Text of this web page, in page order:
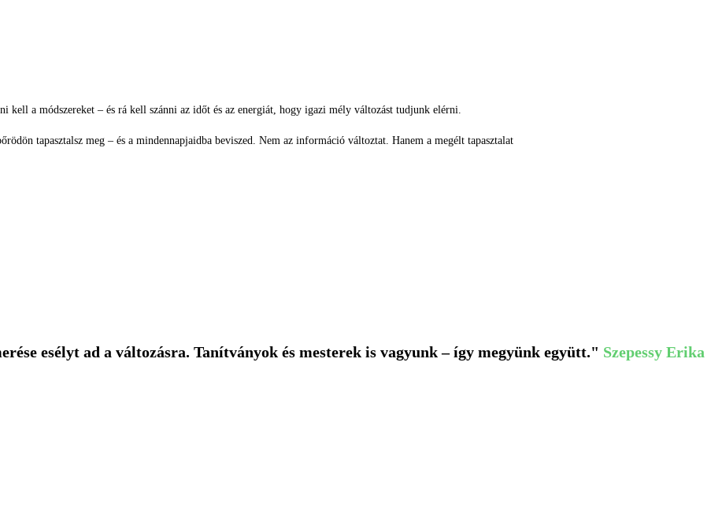
kell a módszereket – és rá kell szánni az időt és az energiát, hogy igazi mély változást tudjunk elérni.
tapasztalsz meg – és a mindennapjaidba beviszed. Nem az információ változtat. Hanem a megélt tapasztalat
esélyt ad a változásra. Tanítványok és mesterek is vagyunk – így megyünk együtt." Szepessy Erika